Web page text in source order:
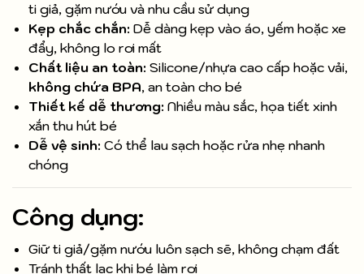
ti giả, gặm nướu và nhu cầu sử dụng
Kẹp chắc chắn: Dễ dàng kẹp vào áo, yếm hoặc xe
đẩy, không lo rơi mất
Chất liệu an toàn: Silicone/nhựa cao cấp hoặc vải,
không chứa BPA, an toàn cho bé
Thiết kế dễ thương: Nhiều màu sắc, họa tiết xinh
xắn thu hút bé
Dễ vệ sinh: Có thể lau sạch hoặc rửa nhẹ nhanh
chóng
Công dụng:
Giữ ti giả/gặm nướu luôn sạch sẽ, không chạm đất
Tránh thất lạc khi bé làm rơi